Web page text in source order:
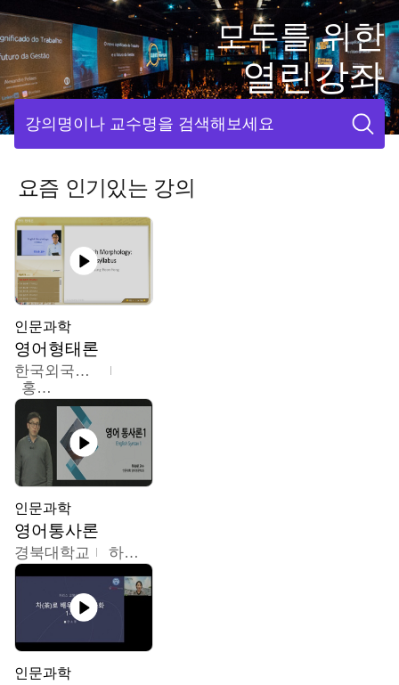
모두를 위한
열린강좌
강의명이나 교수명을 검색해보세요
요즘 인기있는 강의
인문과학
영어형태론
한국외국어대학교
홍성훈
인문과학
영어통사론
경북대학교 하승완
인문과학